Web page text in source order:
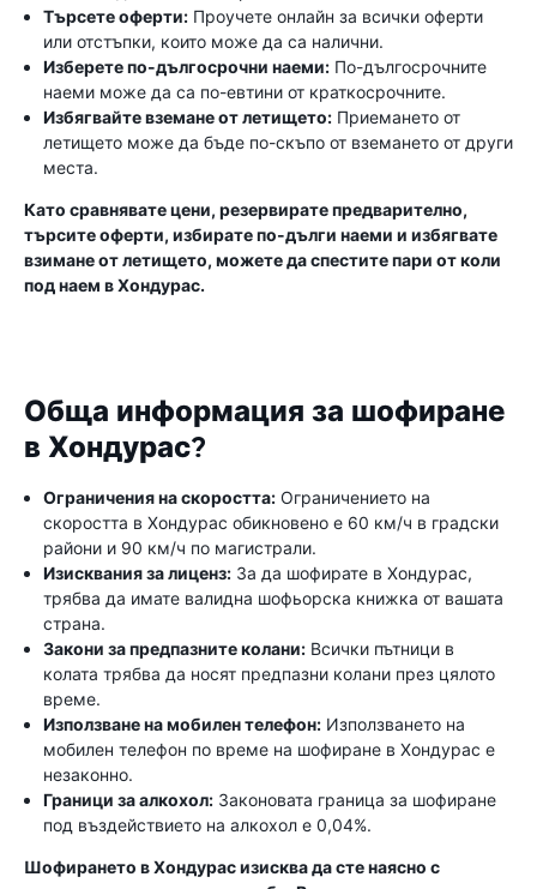
Търсете оферти: Проучете онлайн за всички оферти
или отстъпки, които може да са налични.
Изберете по-дългосрочни наеми: По-дългосрочните
наеми може да са по-евтини от краткосрочните.
Избягвайте вземане от летището: Приемането от
летището може да бъде по-скъпо от вземането от други
места.
Като сравнявате цени, резервирате предварително,
търсите оферти, избирате по-дълги наеми и избягвате
взимане от летището, можете да спестите пари от коли
под наем в Хондурас.
Обща информация за шофиране
в Хондурас?
Ограничения на скоростта: Ограничението на
скоростта в Хондурас обикновено е 60 км/ч в градски
райони и 90 км/ч по магистрали.
Изисквания за лиценз: За да шофирате в Хондурас,
трябва да имате валидна шофьорска книжка от вашата
страна.
Закони за предпазните колани: Всички пътници в
колата трябва да носят предпазни колани през цялото
време.
Използване на мобилен телефон: Използването на
мобилен телефон по време на шофиране в Хондурас е
незаконно.
Граници за алкохол: Законовата граница за шофиране
под въздействието на алкохол е 0,04%.
Шофирането в Хондурас изисква да сте наясно с